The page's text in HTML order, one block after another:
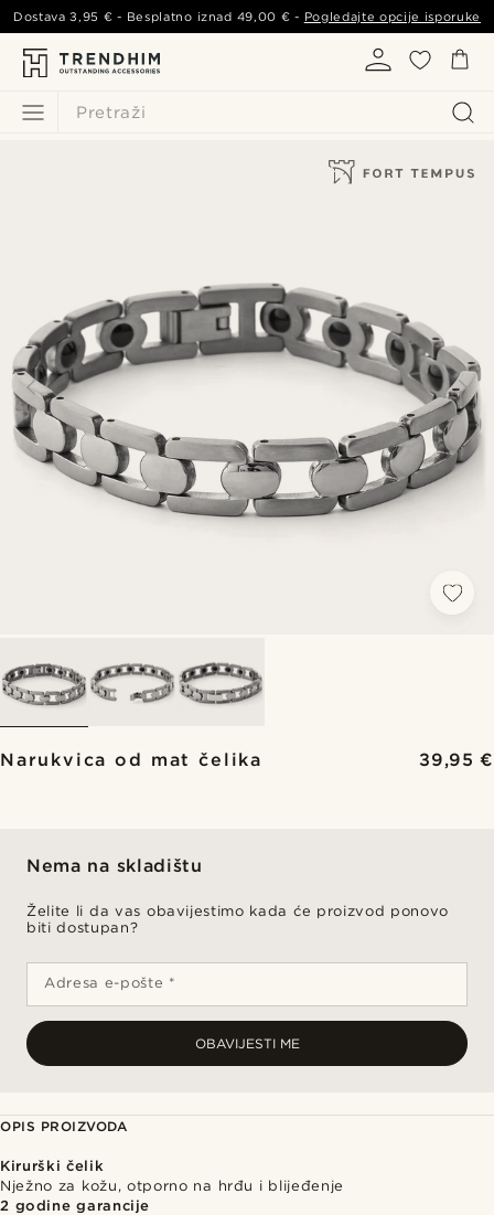
Pretraži
Dostava3,95 € - Besplatno iznad 49,00 € - Pogledajte opcije isporuke
Narukvica od mat čelika 39,95 €
Nema na skladištu
Želite li da vas obavijestimo kada će proizvod ponovo
biti dostupan?
Adresa e-pošte *
OBAVIJESTI ME
OPIS PROIZVODA
Kirurški čelik
Nježno za kožu, otporno na hrđu i blijeđenje
2 godine garancije